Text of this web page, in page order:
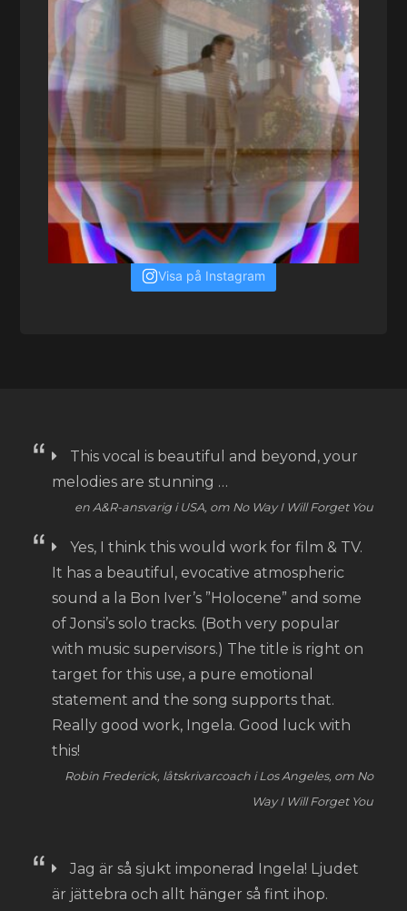
Visa på Instagram
This vocal is beautiful and beyond, your
melodies are stunning …
en A&R-ansvarig i USA, om No Way I Will Forget You
Yes, I think this would work for film & TV.
It has a beautiful, evocative atmospheric
sound a la Bon Iver’s ”Holocene” and some
of Jonsi’s solo tracks. (Both very popular
with music supervisors.) The title is right on
target for this use, a pure emotional
statement and the song supports that.
Really good work, Ingela. Good luck with
this!
Robin Frederick, låtskrivarcoach i Los Angeles, om No
Way I Will Forget You
Jag är så sjukt imponerad Ingela! Ljudet
är jättebra och allt hänger så fint ihop.